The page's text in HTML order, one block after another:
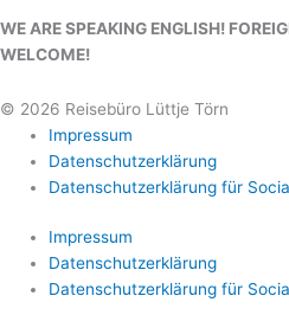
WE ARE SPEAKING ENGLISH!
WELCOME!
© 2026 Reisebüro Lüttje Törn
Impressum
Datenschutzerklärung
Datenschutzerklärung für
Impressum
Datenschutzerklärung
Datenschutzerklärung für